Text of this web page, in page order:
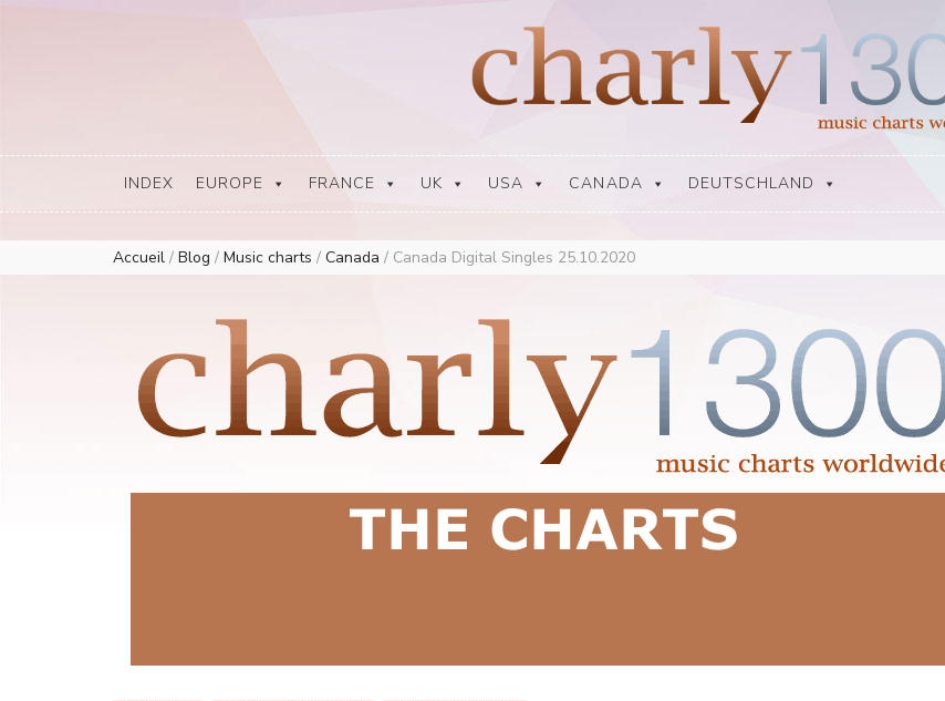
Europe Airplay Charts Radios Music Worldwide – Charly1300
European Music Charts plus USA and Australia
INDEX EUROPE FRANCE UK USA CANADA DEUTSCHLAND
Accueil / Blog / Music charts / Canada / Canada Digital Singles 25.10.2020